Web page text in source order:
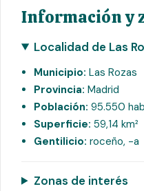
Información y
Localidad de Las
Municipio: Las Rozas
Provincia: Madrid
Población: 95.550
Superficie: 59,14 km²
Gentilicio: roceño, -a
Zonas de interés